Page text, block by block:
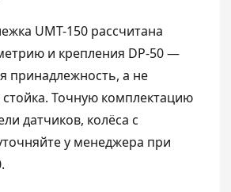
UMT-150 рассчитана
и крепления DP-50 —
принадлежность, а не
Точную комплектацию
датчиков, колёса с
у менеджера при